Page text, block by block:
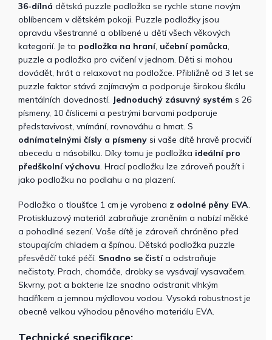
36-dílná dětská puzzle podložka se rychle stane novým
oblíbencem v dětském pokoji. Puzzle podložky jsou
opravdu všestranné a oblíbené u dětí všech věkových
kategorií. Je to podložka na hraní, učební pomůcka,
puzzle a podložka pro cvičení v jednom. Děti si mohou
dovádět, hrát a relaxovat na podložce. Přibližně od 3 let se
puzzle faktor stává zajímavým a podporuje širokou škálu
mentálních dovedností. Jednoduchý zásuvný systém s 26
písmeny, 10 číslicemi a pestrými barvami podporuje
představivost, vnímání, rovnováhu a hmat. S
odnímatelnými čísly a písmeny si vaše dítě hravě procvičí
abecedu a násobilku. Díky tomu je podložka ideální pro
předškolní výchovu. Hrací podložku lze zároveň použít i
jako podložku na podlahu a na plazení.
Podložka o tloušťce 1 cm je vyrobena z odolné pěny EVA.
Protiskluzový materiál zabraňuje zraněním a nabízí měkké
a pohodlné sezení. Vaše dítě je zároveň chráněno před
stoupajícím chladem a špínou. Dětská podložka puzzle
přesvědčí také péčí. Snadno se čistía odstraňuje
nečistoty. Prach, chomáče, drobky se vysávají vysavačem.
Skvrny, pot a bakterie lze snadno odstranit vlhkým
hadříkem a jemnou mýdlovou vodou. Vysoká robustnost je
obecně velkou výhodou pěnového materiálu EVA.